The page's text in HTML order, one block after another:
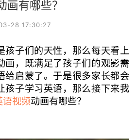
画有哪些？
28 17:30:27
孩子们的天性，那么每天看上
画，既满足了孩子们的观影需
给启蒙了。于是很多家长都会
孩子学习英语，那么接下来我
语视频动画有哪些？